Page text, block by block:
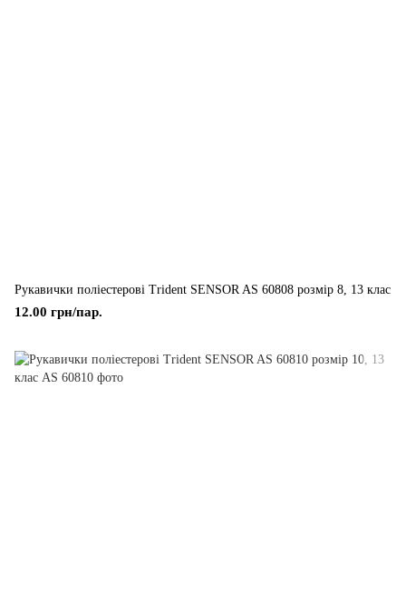
Рукавички поліестерові Trident SENSOR AS 60808 розмір 8, 13 клас
12.00 грн/пар.